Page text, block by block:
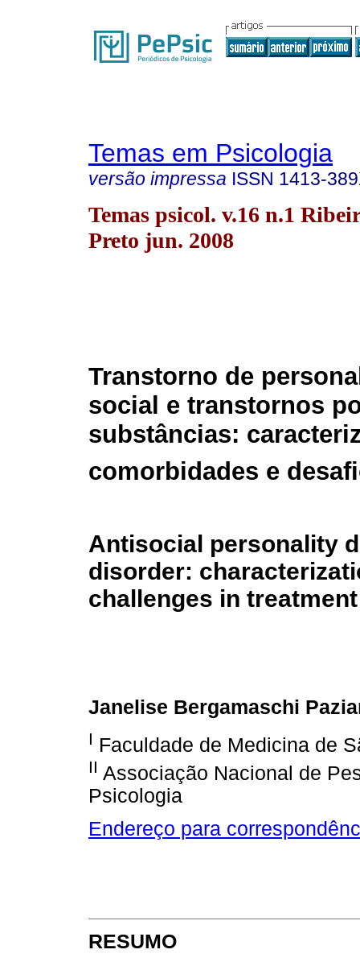
Temas em Psicologia
versão impressa ISSN 1413-
Temas psicol. v.16 n.1
Preto jun. 2008
Transtorno de
social e transtornos
substâncias:
comorbidades e
Antisocial personality
disorder:
challenges in treatment
Janelise Bergamaschi
I Faculdade de Medicina de
II Associação Nacional de
Psicologia
Endereço para
RESUMO